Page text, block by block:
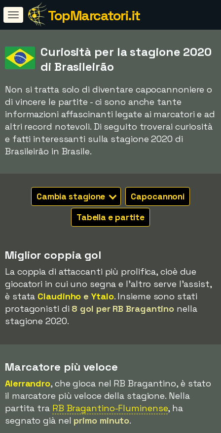
TopMarcatori.it
Curiosità per la stagione 2020
di Brasileirão
Non si tratta solo di diventare capocannoniere o
di vincere le partite - ci sono anche tante
informazioni affascinanti legate ai marcatori e ad
altri record notevoli. Di seguito troverai curiosità
e fatti interessanti sulla stagione 2020 di
Brasileirão in Brasile.
Cambia stagione
Capocannoni
Tabella e partite
Miglior coppia gol
La coppia di attaccanti più prolifica, cioè due
giocatori in cui uno segna e l'altro serve l'assist,
è stata Claudinho eYtalo. Insieme sono stati
protagonisti di 8 gol per RB Bragantino nella
stagione 2020.
Marcatore più veloce
Alerrandro, che gioca nel RB Bragantino, è stato
il marcatore più veloce della stagione. Nella
partita tra RB Bragantino-Fluminense, ha
segnato già nel primo minuto.